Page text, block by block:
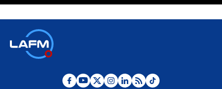
Posesión de Abelardo De La Espriella